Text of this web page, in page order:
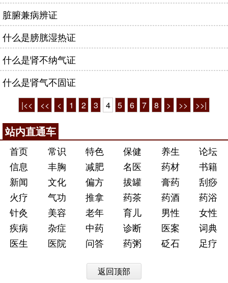
脏腑兼病辨证
什么是膀胱湿热证
什么是肾不纳气证
什么是肾气不固证
|<< << < 1 2 3 4 5 6 7 8 > >> >>|
站内直通车
首页 常识 特色 保健 养生
论坛
信息
丰胸 减肥 名医 药材
书籍
新闻
文化 偏方 拔罐 膏药
刮痧
火疗
气功 推拿 药茶 药酒
药浴
针灸
美容 老年 育儿 男性
女性
疾病
杂症 中药 诊断 医案
词典
医生
医院 问答 药粥 砭石 足疗
返回顶部